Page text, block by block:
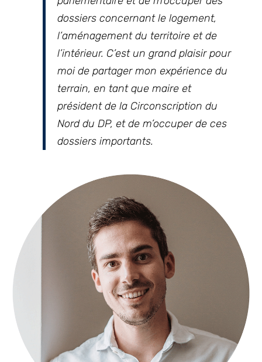
dossiers concernant le logement,
l’aménagement du territoire et de
l’intérieur. C’est un grand plaisir pour
moi de partager mon expérience du
terrain, en tant que maire et
président de la Circonscription du
Nord du DP, et de m’occuper de ces
dossiers importants.